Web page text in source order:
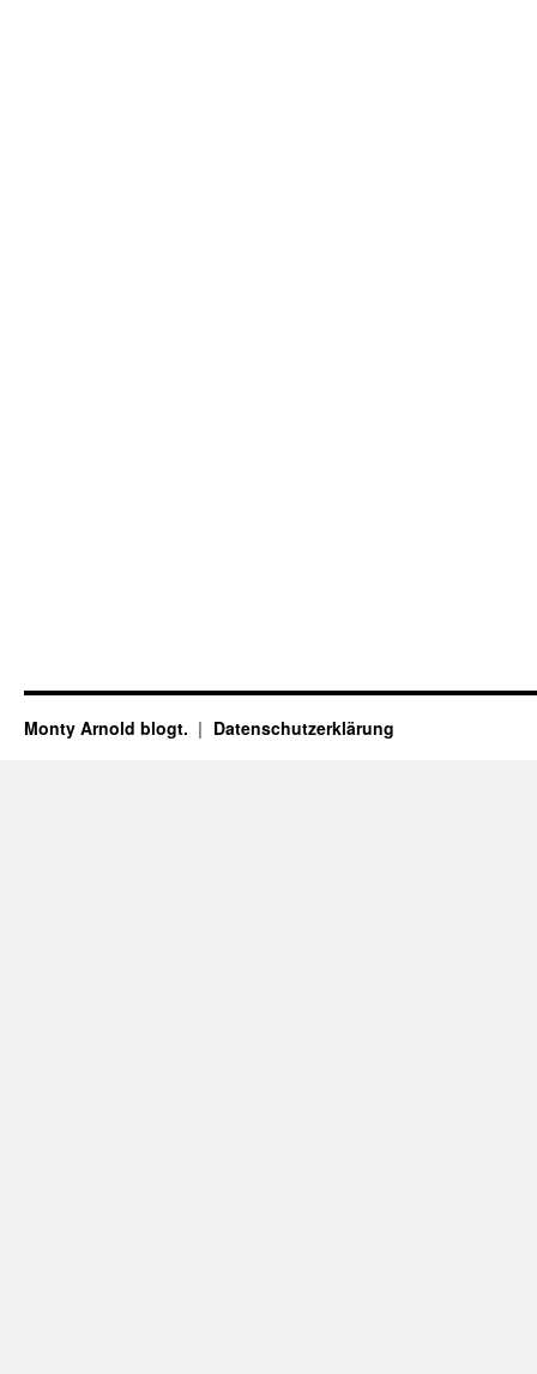
Monty Arnold blogt. Datenschutz­erklärung